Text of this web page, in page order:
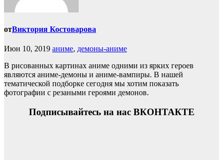
отВиктория Костоварова
Июн 10, 2019 аниме, демоны-аниме
В рисованных картинах аниме одними из ярких героев
являются аниме-демоны и аниме-вампиры. В нашей
тематической подборке сегодня мы хотим показать
фотографии с резаными героями демонов.
Подписывайтесь на нас ВКОНТАКТЕ